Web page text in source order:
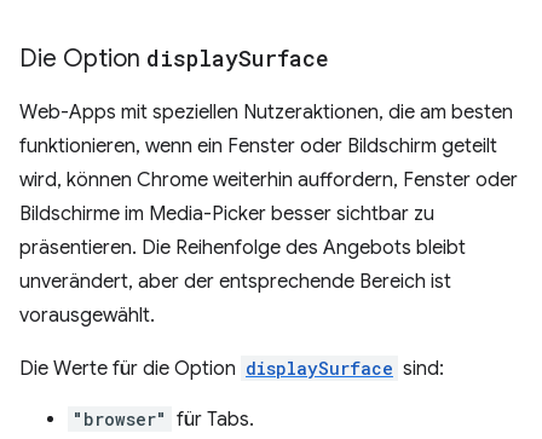
Die Option displaySurface
Web-Apps mit speziellen Nutzeraktionen, die am besten
funktionieren, wenn ein Fenster oder Bildschirm geteilt
wird, können Chrome weiterhin auffordern, Fenster oder
Bildschirme im Media-Picker besser sichtbar zu
präsentieren. Die Reihenfolge des Angebots bleibt
unverändert, aber der entsprechende Bereich ist
vorausgewählt.
Die Werte für die Option displaySurface sind:
"browser" für Tabs.